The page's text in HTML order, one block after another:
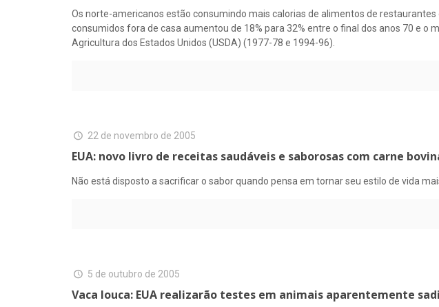
Os norte-americanos estão consumindo mais calorias de alimentos de
consumidos fora de casa aumentou de 18% para 32% entre o final dos anos 70 e
Agricultura dos Estados Unidos (USDA) (1977-78 e 1994-96).
22 de novembro de 2005
EUA: novo livro de receitas saudáveis e saborosas com carne
Não está disposto a sacrificar o sabor quando pensa em tornar seu estilo de vida
5 de outubro de 2005
Vaca louca: EUA realizarão testes em animais aparentemente